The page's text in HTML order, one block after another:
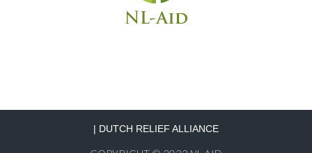
| DUTCH RELIEF ALLIANCE